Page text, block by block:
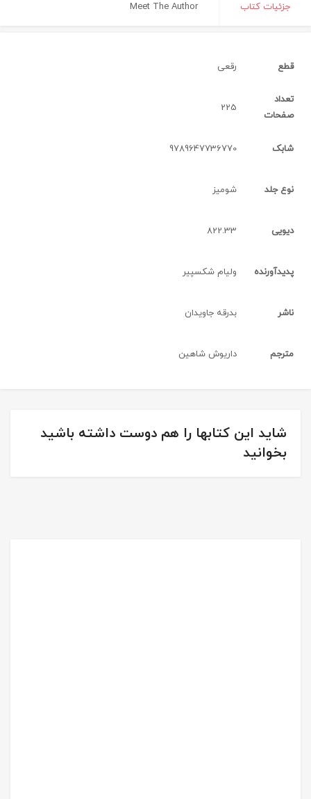
جزئیات کتاب Meet The Author
قطع رقعی‌
تعداد
صفحات
225
شابک 9789647736770
نوع جلد شومیز
دیویی 822.33
پدیدآورنده ولیام شکسپیر
ناشر بدرقه جاویدان
مترجم داریوش شاهین
شاید این کتابها را هم دوست داشته باشید
بخوانید